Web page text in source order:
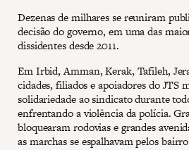
Dezenas de milhares se reuniram
decisão do governo, em uma das
dissidentes desde 2011.
Em Irbid, Amman, Kerak, Tafileh,
cidades, filiados e apoiadores do JTS
solidariedade ao sindicato durante
enfrentando a violência da polícia.
bloquearam rodovias e grandes
as marchas se espalhavam pelos